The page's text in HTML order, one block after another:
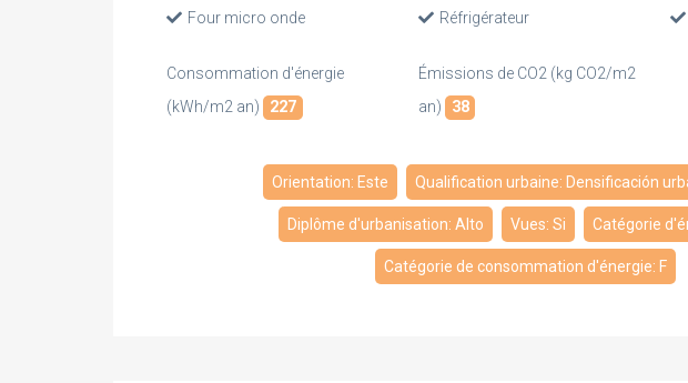
Four micro onde Réfrigérateur
Consommation d'énergie
(kWh/m2 an)
227
Émissions de CO2 (kg CO2/m2
an)
38
Orientation: Este Qualification urbaine: Densificación
Diplôme d'urbanisation: Alto Vues: Si Catégorie
Catégorie de consommation d'énergie: F